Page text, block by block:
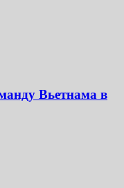
Вьетнама в